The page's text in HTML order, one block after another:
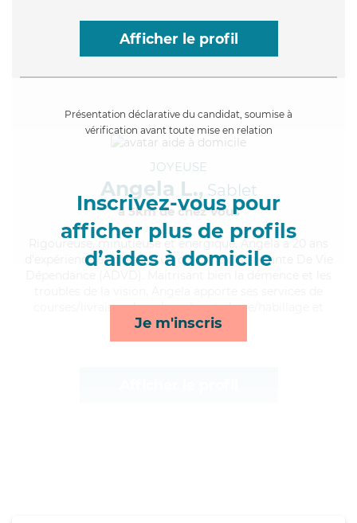
Afficher le profil
Présentation déclarative du candidat, soumise à
vérification avant toute mise en relation
Inscrivez-vous pour
afficher plus de profils
d’aides à domicile
Je m'inscris
JOYEUSE
Angela L., Sablet
à 5km de chez Vous
, minutieuse et énergique, Angela a 20 ans
d'expérience et possède un diplôme d'Assistante De Vie
courses/livraison, lever/coucher, toilette/habillage et
mobilité*